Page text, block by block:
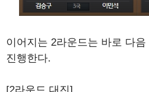
이어지는 2라운드는 바로 다
진행한다.
[2라운드 대진]